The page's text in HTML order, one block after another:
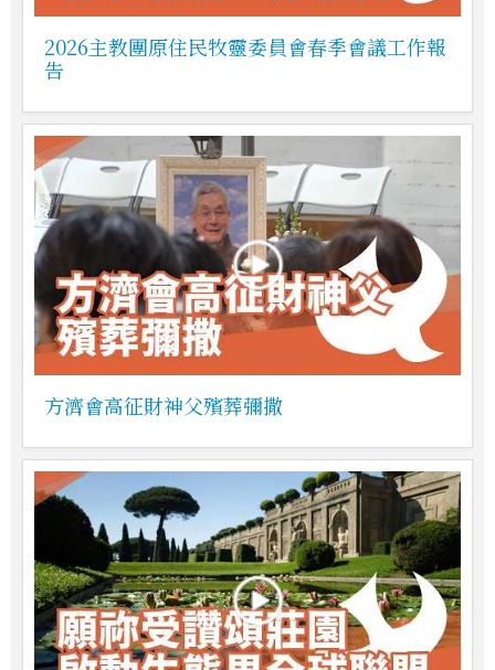
2026主教團原住民牧靈委員會春季會議工作報
告
方濟會高征財神父殯葬彌撒